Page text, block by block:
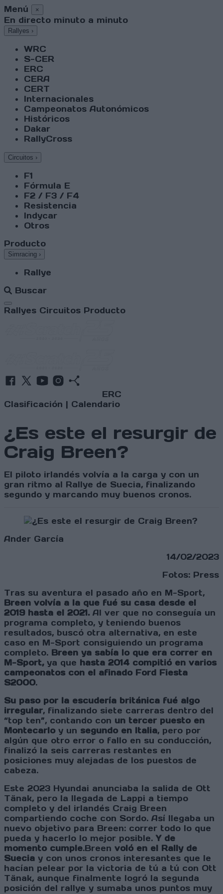
Menú ×
En directo minuto a minuto
Rallyes ›
WRC
S-CER
ERC
CERA
CERT
Internacionales
Campeonatos Autonómicos
Históricos
Dakar
RallyCross
Circuitos ›
F1
Fórmula E
F2 / F3 / F4
Resistencia
Indycar
Otros
Producto
Simracing ›
Rallye
Buscar
Abrir menú
Rallyes Circuitos Producto
ERC
Clasificación | Calendario
¿Es este el resurgir de
Craig Breen?
El piloto irlandés volvía a la carga y con un
gran ritmo al Rallye de Suecia, finalizando
segundo y marcando muy buenos cronos.
Ander García
14/02/2023
Fotos: Press
Tras su aventura el pasado año en M-Sport,
Breen volvía a la que fué su casa desde el
2019 hasta el 2021. Al ver que no conseguía un
programa completo, y teniendo buenos
resultados, buscó otra alternativa, en este
caso en M-Sport consiguiendo un programa
completo. Breen ya sabía lo que era correr en
M-Sport, ya que hasta 2014 compitió en varios
campeonatos con el afinado Ford Fiesta
S2000.
Su paso por la escudería británica fué algo
irregular, finalizando siete carreras dentro del
“top ten”, contando con un tercer puesto en
Montecarlo y un segundo en Italia, pero por
algún que otro error o fallo en su conducción,
finalizó la seis carreras restantes en
posiciones muy alejadas de los puestos de
cabeza.
Este 2023 Hyundai anunciaba la salida de Ott
Tänak, pero la llegada de Lappi a tiempo
completo y del irlandés Craig Breen
compartiendo coche con Sordo. Así llegaba un
nuevo objetivo para Breen: correr todo lo que
pueda y hacerlo lo mejor posible. Y de
momento cumple.Breen voló en el Rally de
Suecia y con unos cronos interesantes que le
hacían pelear por la victoria de tú a tú con Ott
Tänak, aunque finalmente logró la segunda
posición del rallye y sumaba unos puntos muy